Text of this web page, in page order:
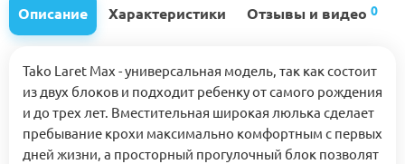
Описание Характеристики Отзывы и видео 0
Tako Laret Max - универсальная модель, так как состоит
из двух блоков и подходит ребенку от самого рождения
и до трех лет. Вместительная широкая люлька сделает
пребывание крохи максимально комфортным с первых
дней жизни, а просторный прогулочный блок позволят